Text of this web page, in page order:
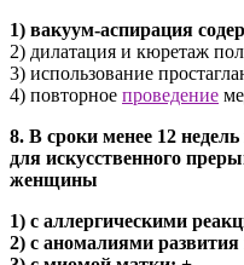
1) вакуум-аспирация
2) дилатация и кюретаж
3) использование
4) повторное проведение
8. В сроки менее 12
для искусственного
женщины
1) с аллергическими
2) с аномалиями